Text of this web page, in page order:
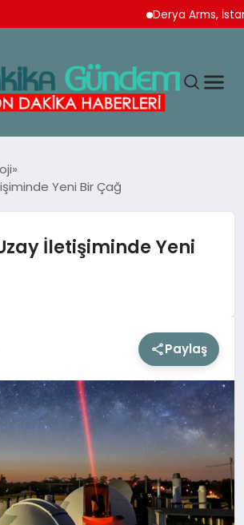
Derya Arms,
Yeni Bir Çağ
İletişiminde Yeni
Paylaş